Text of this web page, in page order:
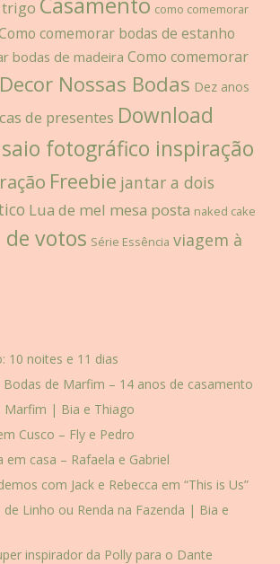
trigo
como comemorar
comemorar bodas de estanho
bodas de madeira Como comemorar
Decor Nossas Bodas Dez anos
de presentes Download
fotográfico inspiração
Freebie jantar a dois
Lua de mel mesa posta naked cake
de votos Série Essência viagem à
10 noites e 11 dias
de Marfim – 14 anos de casamento
Marfim | Bia e Thiago
Cusco – Fly e Pedro
em casa – Rafaela e Gabriel
com Jack e Rebecca em “This is Us”
Linho ou Renda na Fazenda | Bia e
inspirador da Polly para o Dante